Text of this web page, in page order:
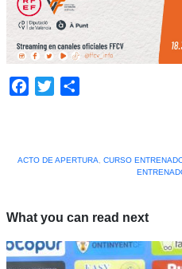
Facebook
Twitter
ACTO DE APERTURA
CURSO
What you can read next